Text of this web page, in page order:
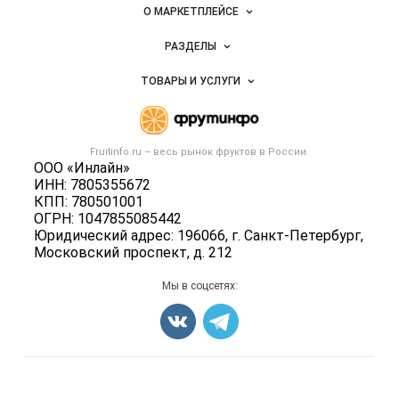
фруктов
Важные разделы и контакты
Fruitinfo.ru – весь рынок фруктов в России.
ООО «Инлайн»
ИНН: 7805355672
КПП: 780501001
ОГРН: 1047855085442
Юридический адрес: 196066, г. Санкт-Петербург,
Московский проспект, д. 212
Навигация по сайтуО МАРКЕТПЛЕЙСЕ
Новости Fruitinfo.ru
Размещение рекламы
Публичная оферта
Контактная информация
Политика обработки персональных данных
РАЗДЕЛЫ
Объявления
Новости рынка
ТОВАРЫ И УСЛУГИ
Готовая продукция
Фрукты
Грибы
Оборудование
Карта объявлений
Мы в соцсетях: